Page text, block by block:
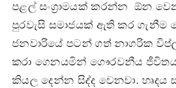
පළල් සංග‍්‍රාමයක් කරන්න ඕන
පුරවැසි සමාජයක් ඇති කර ගැනීම
ජනවාරියේ පටන් ගත් නාගරික
කරා ගෙනයමින් ගෞරවනීය
කියල දෙන්න සිද්ද වෙනවා. හෘදය